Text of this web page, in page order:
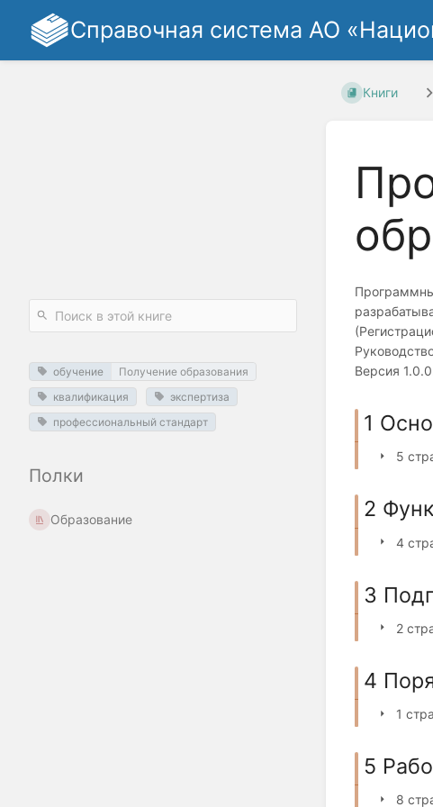
Справочная система АО
обучение
Получение образования
квалификация
экспертиза
профессиональный стандарт
Полки
Образование
Книги
Версия
1
5
2
4
3
2
4
1
5
8